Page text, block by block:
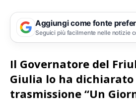
Aggiungi come fonte
Seguici più facilmente nelle notizie
Il Governatore del
Giulia lo ha
trasmissione “Un